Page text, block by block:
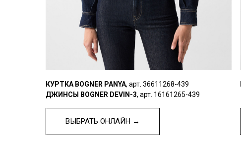
КУРТКА BOGNER PANYA, арт. 36611268-439
ДЖИНСЫ BOGNER DEVIN-3, арт. 16161265-439
ВЫБРАТЬ ОНЛАЙН →